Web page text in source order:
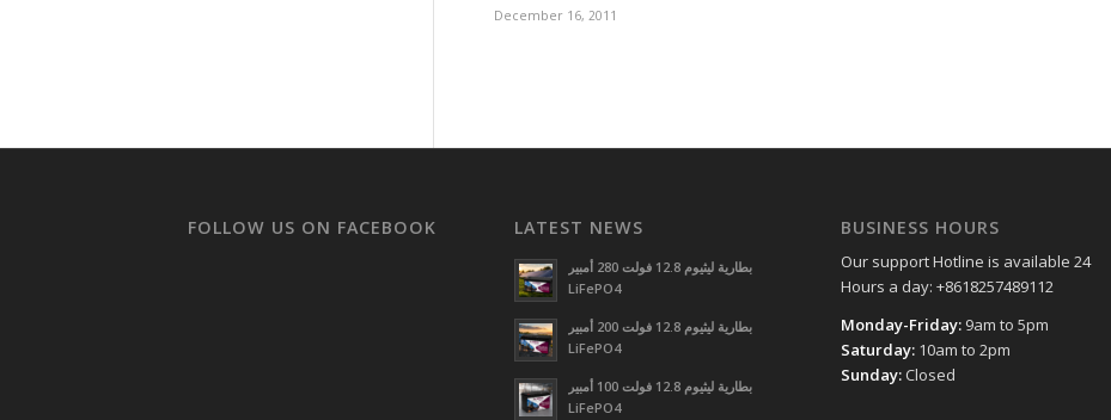
December 16, 2011
FOLLOW US ON FACEBOOK LATEST NEWS
بطارية ليثيوم 12.8 فولت 280 أمبير
LiFePO4
بطارية ليثيوم 12.8 فولت 200 أمبير
LiFePO4
بطارية ليثيوم 12.8 فولت 100 أمبير
LiFePO4
BUSINESS HOURS
Our support Hotline is available 24
Hours a day: +8618257489112
Monday-Friday: 9am to 5pm
Saturday: 10am to 2pm
Sunday: Closed